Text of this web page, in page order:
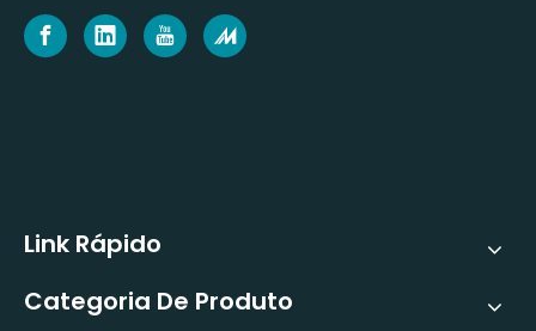
Link Rápido
Categoria De Produto